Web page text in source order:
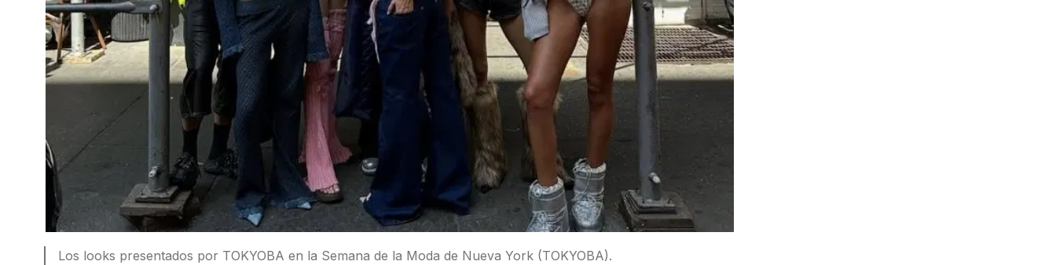
Los looks presentados por TOKYOBA en la Semana de la Moda de Nueva York (TOKYOBA).